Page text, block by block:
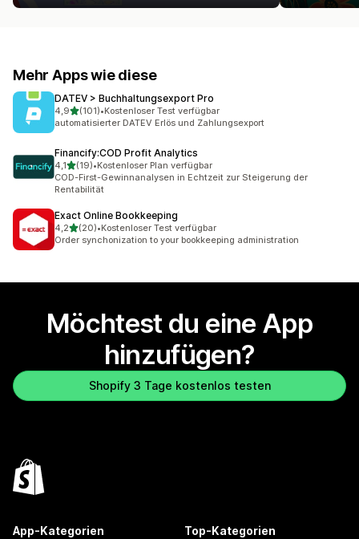
Mehr Apps wie diese
DATEV > Buchhaltungsexport Pro
4,9von 5 Sternen
(101)
101 Rezensionen insgesamt
•Kostenloser Test verfügbar
automatisierter DATEV Erlös und Zahlungsexport
Financify:COD Profit Analytics
4,1von 5 Sternen
(19)
19 Rezensionen insgesamt
•Kostenloser Plan verfügbar
COD-First-Gewinnanalysen in Echtzeit zur Steigerung der
Rentabilität
Exact Online Bookkeeping
4,2von 5 Sternen
(20)
20 Rezensionen insgesamt
•Kostenloser Test verfügbar
Order synchonization to your bookkeeping administration
Möchtest du eine App
hinzufügen?
Shopify 3 Tage kostenlos testen
App-Kategorien Top-Kategorien